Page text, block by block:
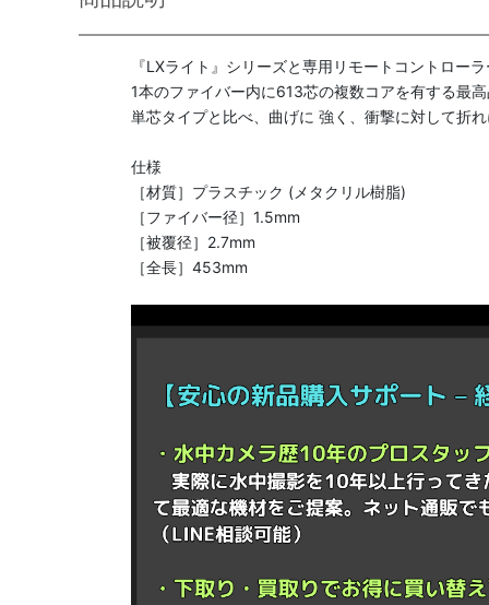
『LXライト』シリーズと専用リモートコントロー
1本のファイバー内に613芯の複数コアを有する最
単芯タイプと比べ、曲げに 強く、衝撃に対して折
仕様
［材質］プラスチック (メタクリル樹脂)
［ファイバー径］1.5mm
［被覆径］2.7mm
［全長］453mm